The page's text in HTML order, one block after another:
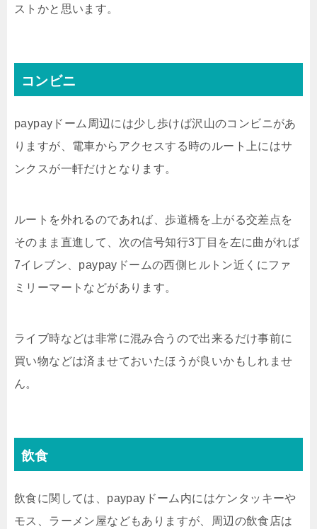
ストかと思います。
コンビニ
paypayドーム周辺には少し歩けば沢山のコンビニがあ
りますが、電車からアクセスする時のルート上にはサ
ンクスが一軒だけとなります。
ルートを外れるのであれば、歩道橋を上がる交差点を
そのまま直進して、次の信号知行3丁目を左に曲がれば
7イレブン、paypayドームの西側ヒルトン近くにファ
ミリーマートなどがあります。
ライブ時などは非常に混み合うので出来るだけ事前に
買い物などは済ませておいたほうが良いかもしれませ
ん。
飲食
飲食に関しては、paypayドーム内にはケンタッキーや
モス、ラーメン屋などもありますが、周辺の飲食店は